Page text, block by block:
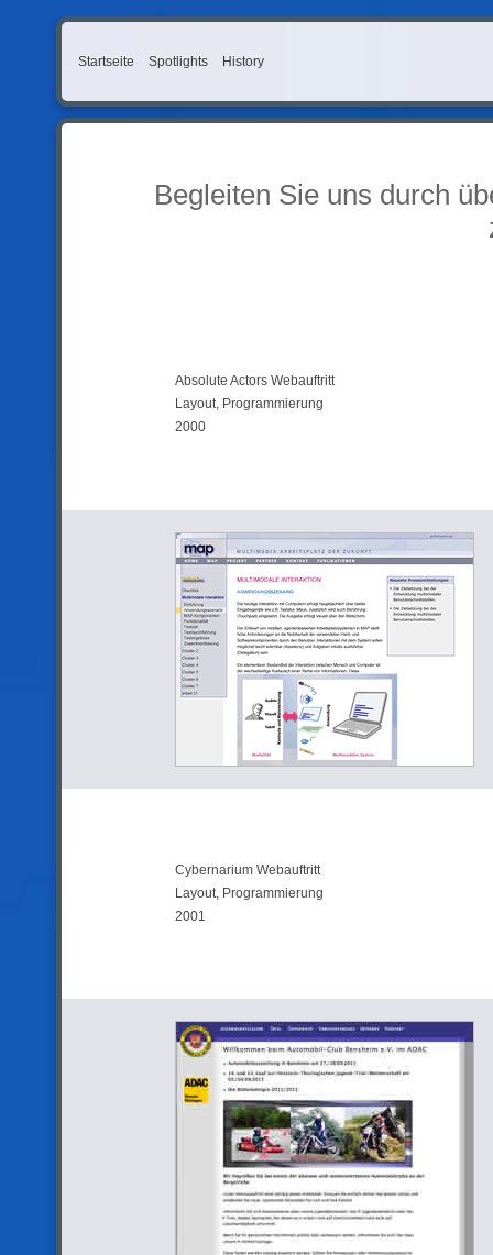
Startseite Spotlights History
Begleiten Sie uns durch
Cybernarium Webauftritt
Layout, Programmierung
2001
Absolute Actors Webauftritt
Layout, Programmierung
2000